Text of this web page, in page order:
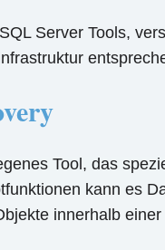
Server Tools,
Tool, das
kann es
innerhalb